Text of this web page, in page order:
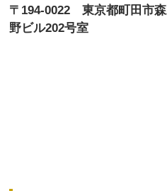
〒194-0022 東京都町田市
野ビル202号室